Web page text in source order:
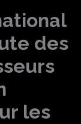
des
les